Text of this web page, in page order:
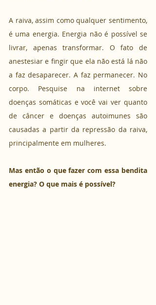
A raiva, assim como qualquer sentimento,
é uma energia. Energia não é possível se
livrar, apenas transformar. O fato de
anestesiar e fingir que ela não está lá não
a faz desaparecer. A faz permanecer. No
corpo. Pesquise na internet sobre
doenças somáticas e você vai ver quanto
de câncer e doenças autoimunes são
causadas a partir da repressão da raiva,
principalmente em mulheres.
Mas então o que fazer com essa bendita
energia? O que mais é possível?